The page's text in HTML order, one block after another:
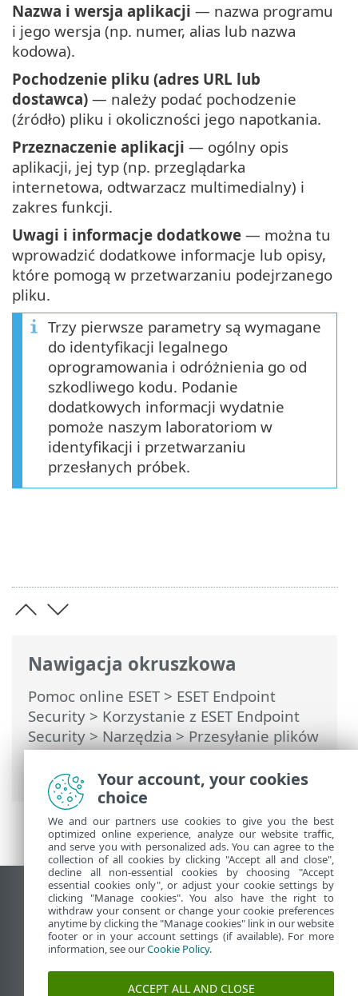
Nawigacja okruszkowa
Pomoc online ESET> ESET Endpoint
Security > Korzystanie z ESET Endpoint
Security>Narzędzia>Przesyłanie plików
do analizy> Wybieranie próbki do analizy
— plik z fałszywym alarmem
Nazwa i wersja aplikacji — nazwa programu
i jego wersja (np. numer, alias lub nazwa
kodowa).
Pochodzenie pliku (adres URL lub
dostawca) — należy podać pochodzenie
(źródło) pliku i okoliczności jego napotkania.
Przeznaczenie aplikacji — ogólny opis
aplikacji, jej typ (np. przeglądarka
internetowa, odtwarzacz multimedialny) i
zakres funkcji.
Uwagi i informacje dodatkowe — można tu
wprowadzić dodatkowe informacje lub opisy,
które pomogą w przetwarzaniu podejrzanego
pliku.
Trzy pierwsze parametry są wymagane
do identyfikacji legalnego
oprogramowania i odróżnienia go od
szkodliwego kodu. Podanie
dodatkowych informacji wydatnie
pomoże naszym laboratoriom w
identyfikacji i przetwarzaniu
przesłanych próbek.
Wyświetl witrynę internetową dla
komputerów
End of Life
Baza wiedzy ESET
Forum ESET
Your account, your cookies
choice
We and our partners use cookies to give you the best
optimized online experience, analyze our website traffic,
and serve you with personalized ads. You can agree to the
collection of all cookies by clicking "Accept all and close",
decline all non-essential cookies by choosing "Accept
essential cookies only", or adjust your cookie settings by
clicking "Manage cookies". You also have the right to
withdraw your consent or change your cookie preferences
anytime by clicking the "Manage cookies" link in our website
footer or in your account settings (if available). For more
information, see ourCookie Policy.
ACCEPT ALL AND CLOSE